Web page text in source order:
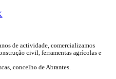
de actividade, comercializamos
civil, ferramentas agrícolas e
concelho de Abrantes.